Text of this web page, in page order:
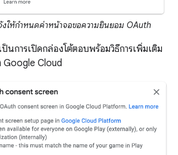
งให้กำหนดค่าหน้าจอขอความยินยอม OAuth
ป็นการเปิดกล่องโต้ตอบพร้อมวิธีการเพิ่มเติม
Google Cloud